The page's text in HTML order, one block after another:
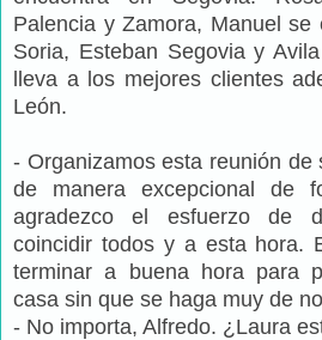
Palencia y Zamora, Manuel se
Soria, Esteban Segovia y
lleva a los mejores clientes
León.
- Organizamos esta reunión de
de manera excepcional de
agradezco el esfuerzo de
coincidir todos y a esta hora.
terminar a buena hora para
casa sin que se haga muy de
- No importa, Alfredo. ¿Laura